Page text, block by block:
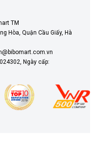
TM
Hòa, Quận Cầu Giấy, Hà
Ngày cấp: